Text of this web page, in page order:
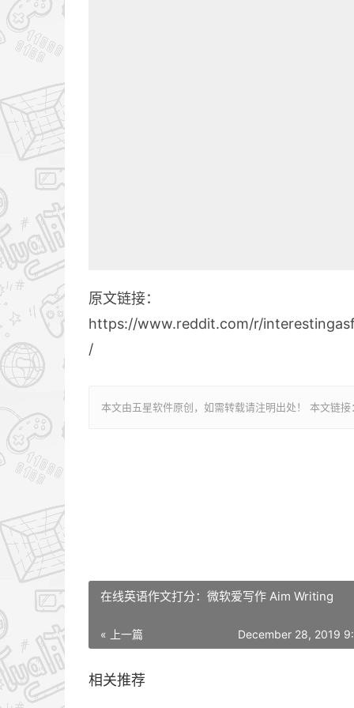
原文链接：
https://www.reddit.com/r/
/
本文由五星软件原创，如需转载请注明出处！ 本文
在线英语作文打分：微软爱写作 Aim Writing
« 上一篇 December 28, 2019
相关推荐